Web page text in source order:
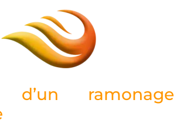
d’un ramonage